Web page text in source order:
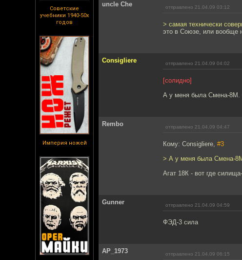
Советские
учебники 1940-50х
годов
Империя ножей
uncle Che отправлено 21.04.09 03:12
> самая технически
это в Союзе, или вообще
Consigliere отправлено 21.04.09 04:02
[солидно]
А у меня была Смена-8М.
Rembo отправлено 21.04.09 04:47
Кому: Consigliere, #3
> А у меня была Смена-
Агат 18К - вот где
Gunner отправлено 21.04.09 04:59
ФЭД-3 сила
AP_1973 отправлено 21.04.09 06:15